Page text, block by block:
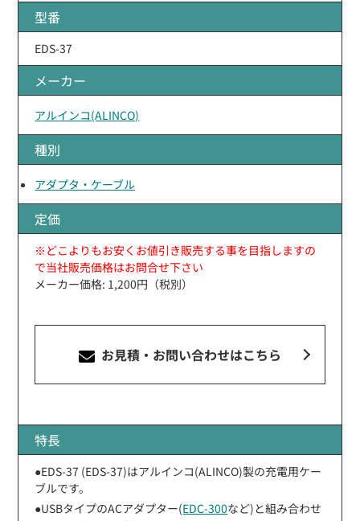
型番
EDS-37
メーカー
アルインコ(ALINCO)
種別
アダプタ・ケーブル
定価
※どこよりもお安くお値引き販売する事を目指しますの
で当社販売価格はお問合せ下さい
メーカー価格: 1,200円（税別）
お見積・お問い合わせはこちら
特長
●EDS-37 (EDS-37)はアルインコ(ALINCO)製の充電用ケー
ブルです。
●USBタイプのACアダプター(EDC-300など)と組み合わせ